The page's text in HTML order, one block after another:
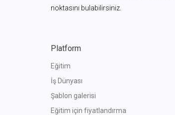
noktasını bulabilirsiniz.
Platform
Eğitim
İş Dünyası
Şablon galerisi
Eğitim için fiyatlandırma